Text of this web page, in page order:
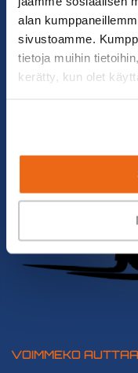
alan
sivustoamme.
tietoja muihin
kerätty, kun olet
VOIMMEKO